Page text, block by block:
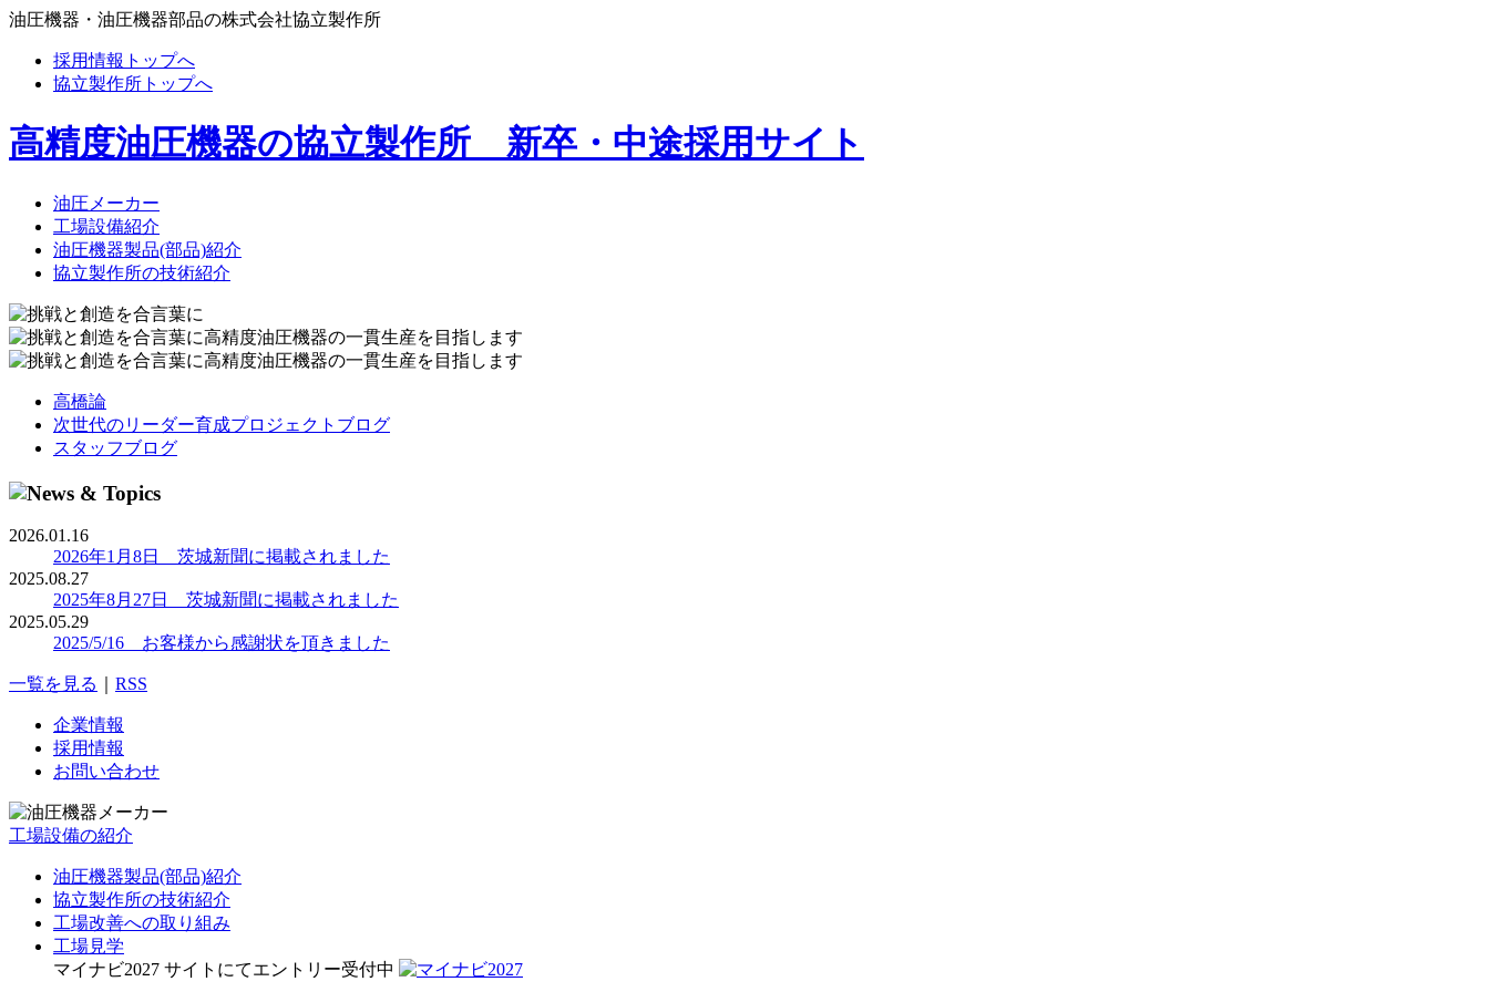
油圧機器・油圧機器部品の株式会社協立製作所
採用情報トップへ
協立製作所トップへ
高精度油圧機器の協立製作所 新卒・中途採用サイト
油圧メーカー
工場設備紹介
油圧機器製品(部品)紹介
協立製作所の技術紹介
高橋論
次世代のリーダー育成プロジェクトブログ
スタッフブログ
2026.01.16
2026年1月8日 茨城新聞に掲載されました
2025.08.27
2025年8月27日 茨城新聞に掲載されました
2025.05.29
2025/5/16 お客様から感謝状を頂きました
一覧を見る RSS
企業情報
採用情報
お問い合わせ
工場設備の紹介
油圧機器製品(部品)紹介
協立製作所の技術紹介
工場改善への取り組み
工場見学
マイナビ2027 サイトにてエントリー受付中